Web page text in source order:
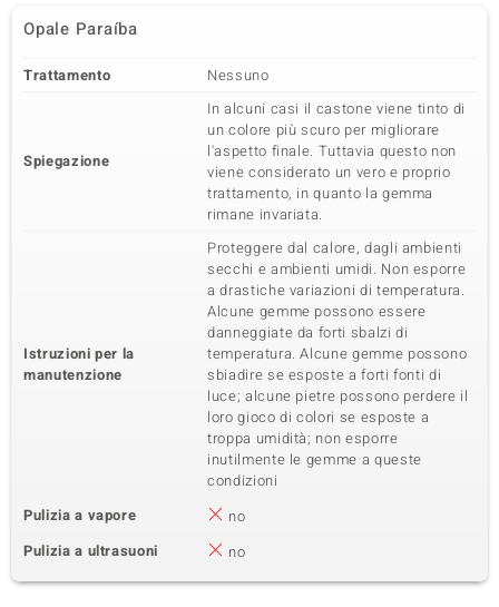
Opale Paraíba
Trattamento Nessuno
Spiegazione
In alcuni casi il castone viene tinto di
un colore più scuro per migliorare
l'aspetto finale. Tuttavia questo non
viene considerato un vero e proprio
trattamento, in quanto la gemma
rimane invariata.
Istruzioni per la
manutenzione
Proteggere dal calore, dagli ambienti
secchi e ambienti umidi. Non esporre
a drastiche variazioni di temperatura.
Alcune gemme possono essere
danneggiate da forti sbalzi di
temperatura. Alcune gemme possono
sbiadire se esposte a forti fonti di
luce; alcune pietre possono perdere il
loro gioco di colori se esposte a
troppa umidità; non esporre
inutilmente le gemme a queste
condizioni
Pulizia a vapore
no
Pulizia a ultrasuoni
no